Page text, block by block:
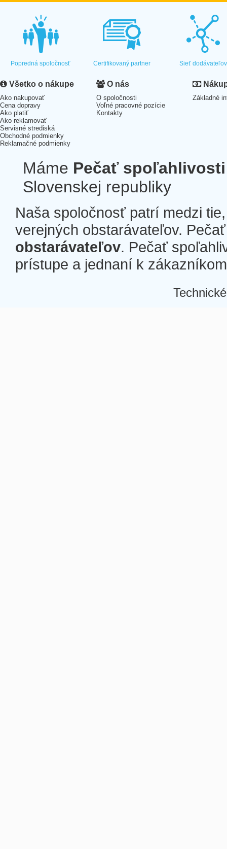
Popredná spoločnosť Certifikovaný partner Sieť dodávateľov
Všetko o nákupe
Ako nakupovať
Cena dopravy
Ako platiť
Ako reklamovať
Servisné strediská
Obchodné podmienky
Reklamačné podmienky
O nás
O spoločnosti
Voľné pracovné pozície
Kontakty
Základné
Máme Pečať spoľahlivosti
Slovenskej republiky
Naša spoločnosť patrí medzi
verejných obstarávateľov.
obstarávateľov. Pečať
prístupe a jednaní k